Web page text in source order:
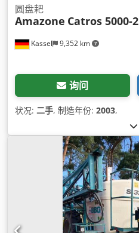
Kassel 9,352 km
圆盘耙
Amazone Catros 5000-2
询问
状况: 二手, 制造年份: 2003,